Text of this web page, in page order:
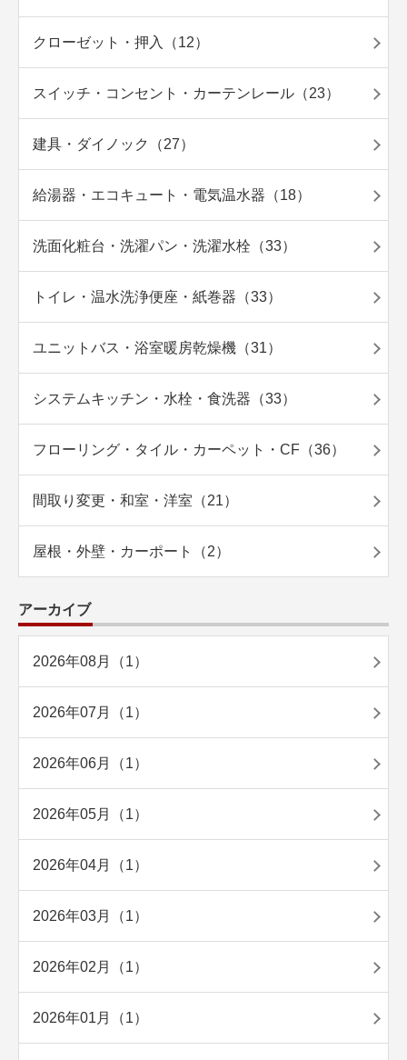
クローゼット・押入（12）
スイッチ・コンセント・カーテンレール（23）
建具・ダイノック（27）
給湯器・エコキュート・電気温水器（18）
洗面化粧台・洗濯パン・洗濯水栓（33）
トイレ・温水洗浄便座・紙巻器（33）
ユニットバス・浴室暖房乾燥機（31）
システムキッチン・水栓・食洗器（33）
フローリング・タイル・カーペット・CF（36）
間取り変更・和室・洋室（21）
屋根・外壁・カーポート（2）
アーカイブ
2026年08月（1）
2026年07月（1）
2026年06月（1）
2026年05月（1）
2026年04月（1）
2026年03月（1）
2026年02月（1）
2026年01月（1）